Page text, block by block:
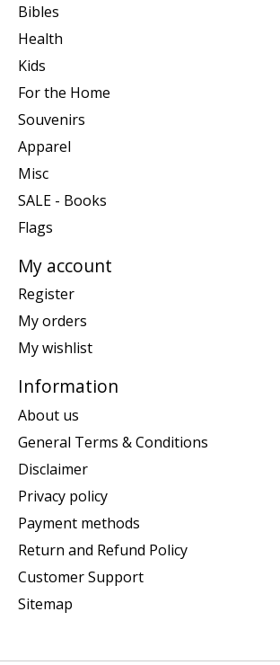
Bibles
Health
Kids
For the Home
Souvenirs
Apparel
Misc
SALE - Books
Flags
My account
Register
My orders
My wishlist
Information
About us
General Terms & Conditions
Disclaimer
Privacy policy
Payment methods
Return and Refund Policy
Customer Support
Sitemap